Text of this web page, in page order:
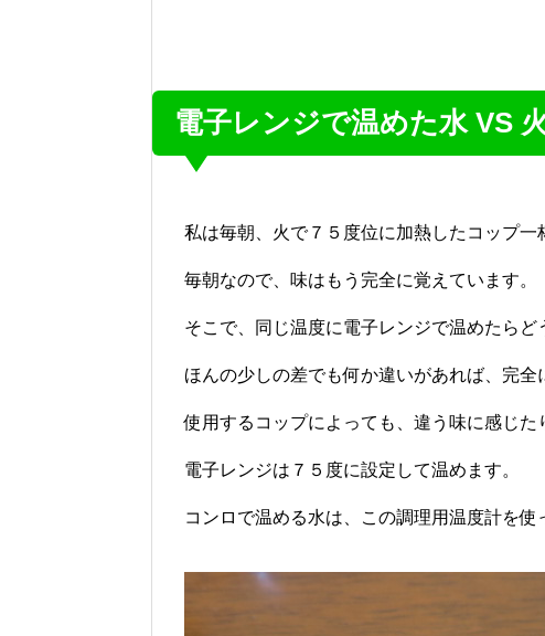
電子レンジで温めた水 VS
私は毎朝、火で７５度位に加熱したコップ一
毎朝なので、味はもう完全に覚えています。
そこで、同じ温度に電子レンジで温めたらど
ほんの少しの差でも何か違いがあれば、完全
使用するコップによっても、違う味に感じた
電子レンジは７５度に設定して温めます。
コンロで温める水は、この調理用温度計を使